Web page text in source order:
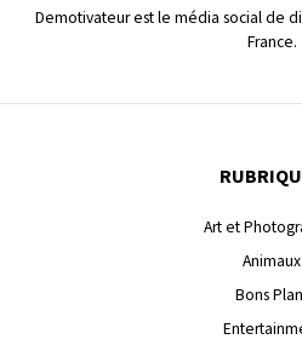
Demotivateur est le média social de
France.
Art et
Animaux
Bons